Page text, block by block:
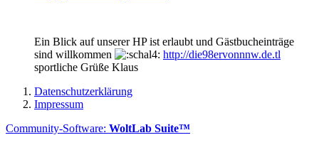
Ein Blick auf unserer HP ist erlaubt und Gästbucheinträge
sind willkommen
http://die98ervonnnw.de.tl
sportliche Grüße Klaus
Datenschutzerklärung
Impressum
Community-Software: WoltLab Suite™